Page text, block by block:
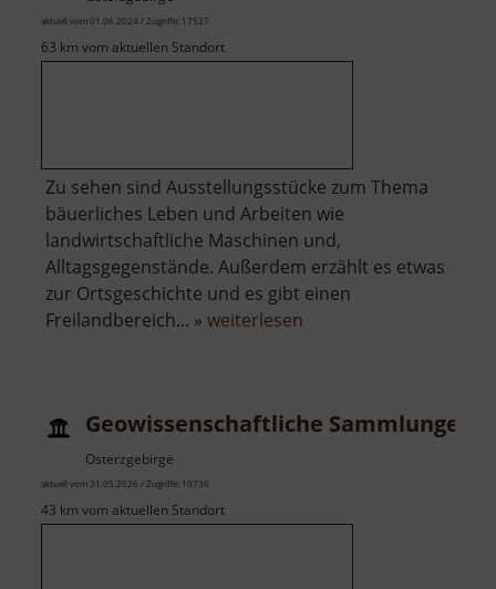
aktuell vom 01.06.2024 / Zugriffe: 17527
63 km vom aktuellen Standort
Zu sehen sind Ausstellungsstücke zum Thema
bäuerliches Leben und Arbeiten wie
landwirtschaftliche Maschinen und,
Alltagsgegenstände. Außerdem erzählt es etwas
zur Ortsgeschichte und es gibt einen
Freilandbereich... » weiterlesen
Geowissenschaftliche Sammlungen
Osterzgebirge
aktuell vom 31.05.2026 / Zugriffe: 10736
43 km vom aktuellen Standort